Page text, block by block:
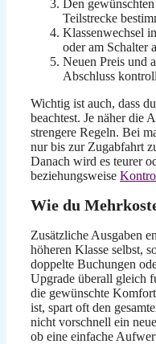
Den
Teilstrecke
Klassenwechsel
oder am Schalter
Neuen Preis und
Abschluss
Wichtig ist auch, dass
beachtest. Je näher die
strengere Regeln. Bei
nur bis zur Zugabfahrt
Danach wird es teurer
beziehungsweise
Wie du
Zusätzliche Ausgaben
höheren Klasse selbst,
doppelte Buchungen
Upgrade überall gleich
die gewünschte
ist, spart oft den
nicht vorschnell ein
ob eine einfache